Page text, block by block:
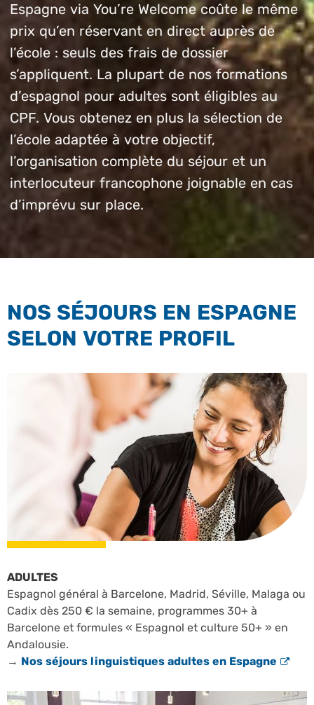
Espagne via You’re Welcome coûte le même
prix qu’en réservant en direct auprès de
l’école : seuls des frais de dossier
s’appliquent. La plupart de nos formations
d’espagnol pour adultes sont éligibles au
CPF. Vous obtenez en plus la sélection de
l’école adaptée à votre objectif,
l’organisation complète du séjour et un
interlocuteur francophone joignable en cas
d’imprévu sur place.
NOS SÉJOURS EN ESPAGNE
SELON VOTRE PROFIL
ADULTES
Espagnol général à Barcelone, Madrid, Séville, Malaga ou
Cadix dès 250 € la semaine, programmes 30+ à
Barcelone et formules « Espagnol et culture 50+ » en
Andalousie.
→ Nos séjours linguistiques adultes en Espagne